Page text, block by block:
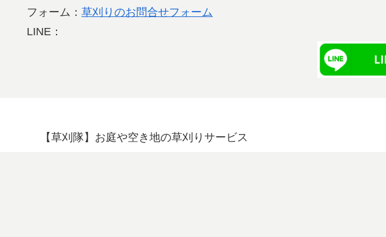
フォーム： 草刈りのお問合せフォーム
LINE：
【草刈隊】お庭や空き地の草刈りサービス